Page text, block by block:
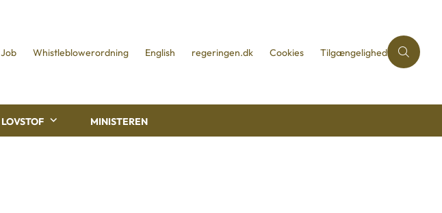
Job Whistleblowerordning English regeringen.dk Cookies Tilgængelighed
LOVSTOF MINISTEREN